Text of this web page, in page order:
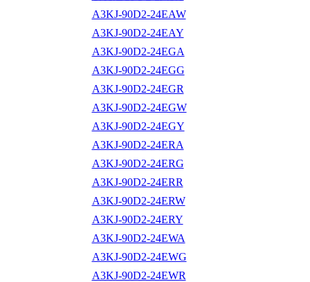
A3KJ-90D2-24EAW
A3KJ-90D2-24EAY
A3KJ-90D2-24EGA
A3KJ-90D2-24EGG
A3KJ-90D2-24EGR
A3KJ-90D2-24EGW
A3KJ-90D2-24EGY
A3KJ-90D2-24ERA
A3KJ-90D2-24ERG
A3KJ-90D2-24ERR
A3KJ-90D2-24ERW
A3KJ-90D2-24ERY
A3KJ-90D2-24EWA
A3KJ-90D2-24EWG
A3KJ-90D2-24EWR